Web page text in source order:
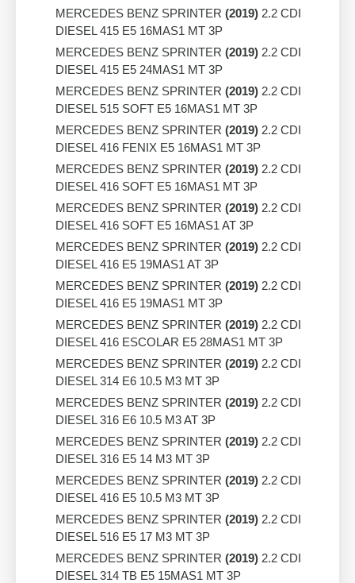
MERCEDES BENZ SPRINTER (2019) 2.2 CDI
DIESEL 415 E5 16MAS1 MT 3P
MERCEDES BENZ SPRINTER (2019) 2.2 CDI
DIESEL 415 E5 24MAS1 MT 3P
MERCEDES BENZ SPRINTER (2019) 2.2 CDI
DIESEL 515 SOFT E5 16MAS1 MT 3P
MERCEDES BENZ SPRINTER (2019) 2.2 CDI
DIESEL 416 FENIX E5 16MAS1 MT 3P
MERCEDES BENZ SPRINTER (2019) 2.2 CDI
DIESEL 416 SOFT E5 16MAS1 MT 3P
MERCEDES BENZ SPRINTER (2019) 2.2 CDI
DIESEL 416 SOFT E5 16MAS1 AT 3P
MERCEDES BENZ SPRINTER (2019) 2.2 CDI
DIESEL 416 E5 19MAS1 AT 3P
MERCEDES BENZ SPRINTER (2019) 2.2 CDI
DIESEL 416 E5 19MAS1 MT 3P
MERCEDES BENZ SPRINTER (2019) 2.2 CDI
DIESEL 416 ESCOLAR E5 28MAS1 MT 3P
MERCEDES BENZ SPRINTER (2019) 2.2 CDI
DIESEL 314 E6 10.5 M3 MT 3P
MERCEDES BENZ SPRINTER (2019) 2.2 CDI
DIESEL 316 E6 10.5 M3 AT 3P
MERCEDES BENZ SPRINTER (2019) 2.2 CDI
DIESEL 316 E5 14 M3 MT 3P
MERCEDES BENZ SPRINTER (2019) 2.2 CDI
DIESEL 416 E5 10.5 M3 MT 3P
MERCEDES BENZ SPRINTER (2019) 2.2 CDI
DIESEL 516 E5 17 M3 MT 3P
MERCEDES BENZ SPRINTER (2019) 2.2 CDI
DIESEL 314 TB E5 15MAS1 MT 3P